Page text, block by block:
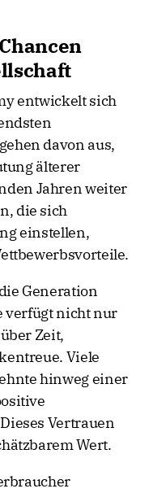
entwickelt sich
davon aus,
älterer
Jahren weiter
die sich
einstellen,
Generation
verfügt nicht nur
Zeit,
Viele
hinweg einer
Vertrauen
Wert.